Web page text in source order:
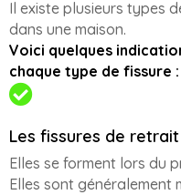
Il existe plusieurs types
dans une maison.
Voici quelques
chaque type de fissure :
Les fissures de retrait
Elles se forment lors du
Elles sont généralement